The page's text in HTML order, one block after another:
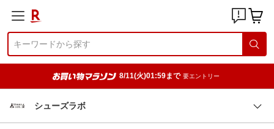
8/11(火)01:59まで 要エントリー
シューズラボ